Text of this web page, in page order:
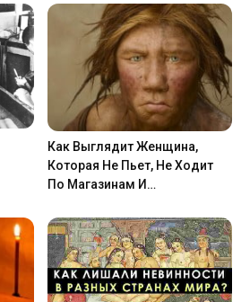
Как Выглядит Женщина,
Которая Не Пьет, Не Ходит
По Магазинам И…